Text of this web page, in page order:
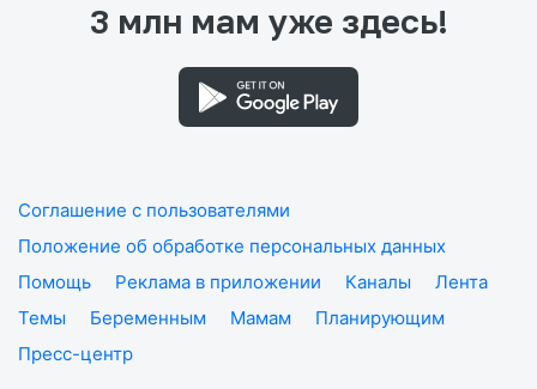
3 млн мам уже здесь!
Соглашение с пользователями
Положение об обработке персональных данных
Помощь
Реклама в приложении Каналы
Лента
Темы
Беременным Мамам
Планирующим
Пресс-центр